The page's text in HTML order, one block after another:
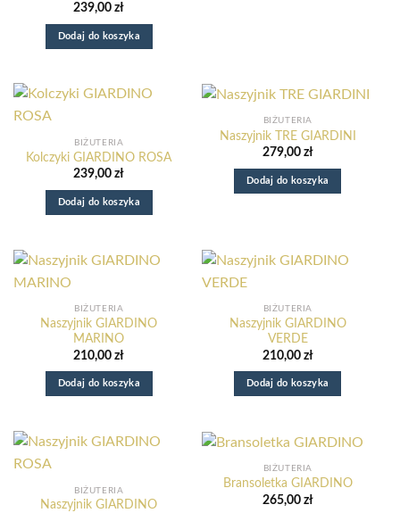
239,00zł
Dodaj do koszyka
BIŻUTERIA
Kolczyki GIARDINO ROSA
239,00zł
Dodaj do koszyka
BIŻUTERIA
Naszyjnik TRE GIARDINI
279,00 zł
Dodaj do koszyka
BIŻUTERIA
Naszyjnik GIARDINO
MARINO
210,00zł
Dodaj do koszyka
BIŻUTERIA
Naszyjnik GIARDINO
VERDE
210,00 zł
Dodaj do koszyka
BIŻUTERIA
Naszyjnik GIARDINO
BIŻUTERIA
Bransoletka GIARDINO
265,00 zł
Nowy e-book o odzyskaniu domu z nadmiaru rzeczy.
Dowiedz się więcej
GIARDINO